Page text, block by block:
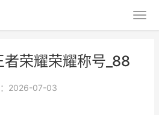
荣耀荣耀称号_88
：2026-07-03